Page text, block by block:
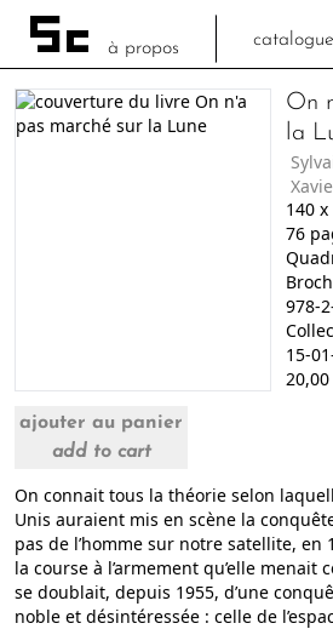
à propos catalogue
On
la
140x
76
978-
15-
20,00
ajouter au panier
add to cart
On connait tous la théorie selon
Unis auraient mis en scène la
pas de l’homme sur notre satellite,
la course à l’armement qu’elle menait
se doublait, depuis 1955, d’une
noble et désintéressée : celle de